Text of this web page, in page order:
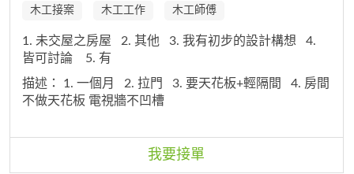
木工接案 木工工作 木工師傅
1. 未交屋之房屋 2. 其他 3. 我有初步的設計構想
4.
皆可討論
5. 有
描述： 1. 一個月 2. 拉門 3. 要天花板+輕隔間
4. 房間
不做天花板 電視牆不凹槽
我要接單